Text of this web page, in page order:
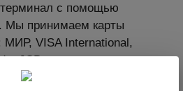
с помощью
Мы принимаем карты
МИР, VISA International,
JCB.
clader.ru с помощью